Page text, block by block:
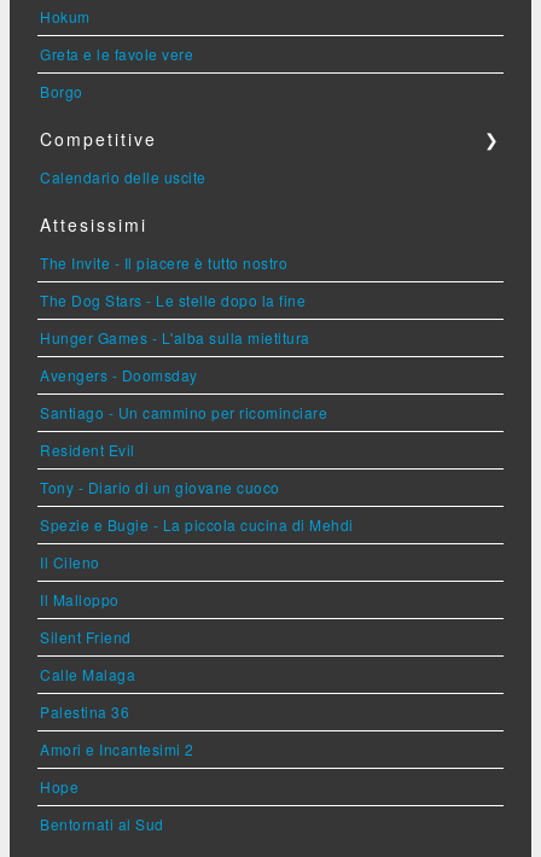
Hokum
Greta e le favole vere
Borgo
Competitive ❯
Calendario delle uscite
Attesissimi
The Invite - Il piacere è tutto nostro
The Dog Stars - Le stelle dopo la fine
Hunger Games - L'alba sulla mietitura
Avengers - Doomsday
Santiago - Un cammino per ricominciare
Resident Evil
Tony - Diario di un giovane cuoco
Spezie e Bugie - La piccola cucina di Mehdi
Il Cileno
Il Malloppo
Silent Friend
Calle Malaga
Palestina 36
Amori e Incantesimi 2
Hope
Bentornati al Sud